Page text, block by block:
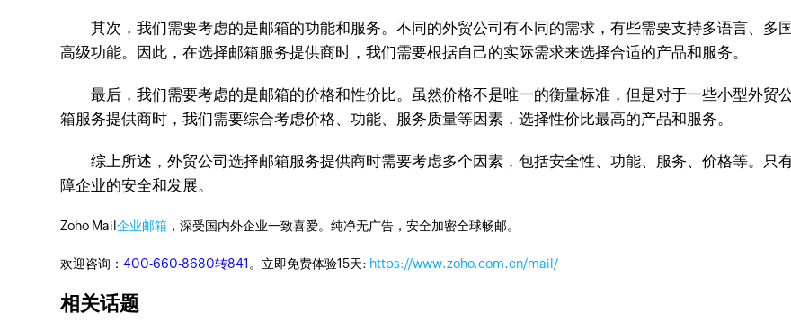
其次，我们需要考虑的是邮箱的功能和服务。不同的外贸公司有不同的需求，有些需要支持多语言、多
高级功能。因此，在选择邮箱服务提供商时，我们需要根据自己的实际需求来选择合适的产品和服务。
最后，我们需要考虑的是邮箱的价格和性价比。虽然价格不是唯一的衡量标准，但是对于一些小型外贸
箱服务提供商时，我们需要综合考虑价格、功能、服务质量等因素，选择性价比最高的产品和服务。
综上所述，外贸公司选择邮箱服务提供商时需要考虑多个因素，包括安全性、功能、服务、价格等。只
障企业的安全和发展。
Zoho Mail企业邮箱 ，深受国内外企业一致喜爱。纯净无广告，安全加密全球畅邮。
欢迎咨询：400-660-8680转841 。立即免费体验15天: https://www.zoho.com.cn/mail/
相关话题